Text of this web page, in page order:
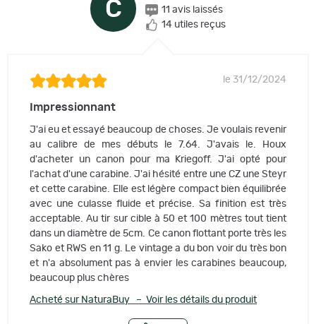
C
11 avis laissés
14 utiles reçus
le 31/12/2024
Impressionnant
J'ai eu et essayé beaucoup de choses. Je voulais revenir
au calibre de mes débuts le 7.64. J'avais le. Houx
d'acheter un canon pour ma Kriegoff. J'ai opté pour
l'achat d'une carabine. J'ai hésité entre une CZ une Steyr
et cette carabine. Elle est légère compact bien équilibrée
avec une culasse fluide et précise. Sa finition est très
acceptable. Au tir sur cible à 50 et 100 mètres tout tient
dans un diamètre de 5cm. Ce canon flottant porte très les
Sako et RWS en 11 g. Le vintage a du bon voir du très bon
et n'a absolument pas à envier les carabines beaucoup,
beaucoup plus chères
Acheté sur NaturaBuy – Voir les détails du produit